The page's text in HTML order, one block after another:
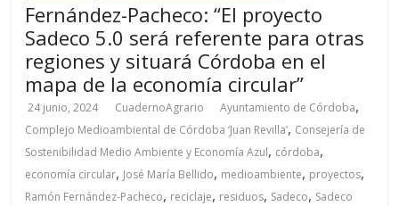
Fernández-Pacheco: “El proyecto
Sadeco 5.0 será referente para otras
regiones y situará Córdoba en el
mapa de la economía circular”
24 junio, 2024 CuadernoAgrario Ayuntamiento de Córdoba,
Complejo Medioambiental de Córdoba ‘Juan Revilla’, Consejería de
Sostenibilidad Medio Ambiente y Economía Azul, córdoba,
economía circular, José María Bellido, medioambiente, proyectos,
Ramón Fernández-Pacheco, reciclaje, residuos, Sadeco, Sadeco